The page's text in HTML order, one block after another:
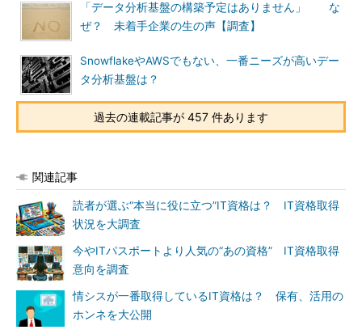
「データ分析基盤の構築予定はありません」 な
ぜ？ 未着手企業の生の声【調査】
SnowflakeやAWSでもない、一番ニーズが高いデー
タ分析基盤は？
過去の連載記事が 457 件あります
関連記事
読者が選ぶ“本当に役に立つ”IT資格は？ IT資格取得
状況を大調査
今やITパスポートより人気の“あの資格” IT資格取得
意向を調査
情シスが一番取得しているIT資格は？ 保有、活用の
ホンネを大公開